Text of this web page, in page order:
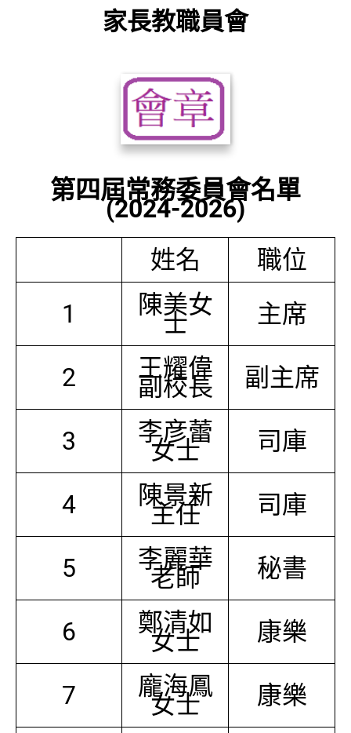
家長教職員會
第四屆常務委員會名單
(2024-2026)
姓名
職位
1
陳美女
士 主席
2 王耀偉
副校長 副主席
3 李彦蕾
女士 司庫
4 陳景新
主任 司庫
5 李麗華
老師 秘書
6 鄭清如
女士 康樂
7 龐海鳳
女士 康樂